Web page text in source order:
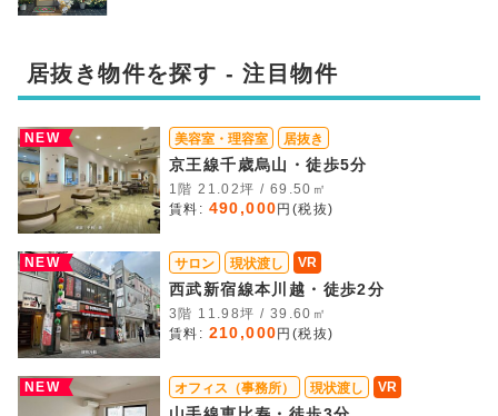
居抜き物件を探す - 注目物件
NEW 美容室・理容室 居抜き
京王線千歳烏山・徒歩5分
1階 21.02坪 / 69.50㎡
賃料: 490,000 円(税抜)
NEW サロン 現状渡し VR
西武新宿線本川越・徒歩2分
3階 11.98坪 / 39.60㎡
賃料: 210,000 円(税抜)
NEW オフィス（事務所） 現状渡し VR